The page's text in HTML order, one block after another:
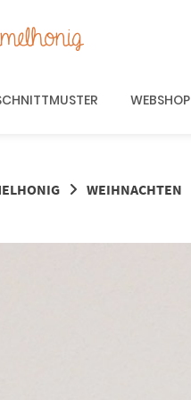
WEBSHOP
WEIHNACHTEN